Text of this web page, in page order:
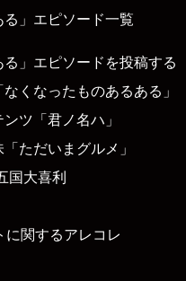
」エピソード一覧
」エピソードを投稿する
くなったものあるある」
ツ「君ノ名ハ」
ただいまグルメ」
国大喜利
関するアレコレ